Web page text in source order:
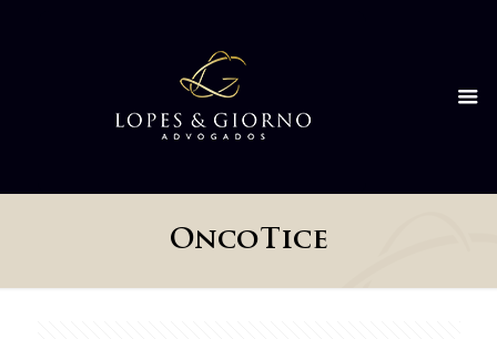
OncoTice